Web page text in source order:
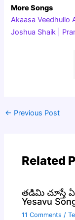
More Songs
Akaasa Veedhullo
Joshua Shaik |
← Previous Post
Related
తడిమి చూస్తే
Yesavu
11 Comments /